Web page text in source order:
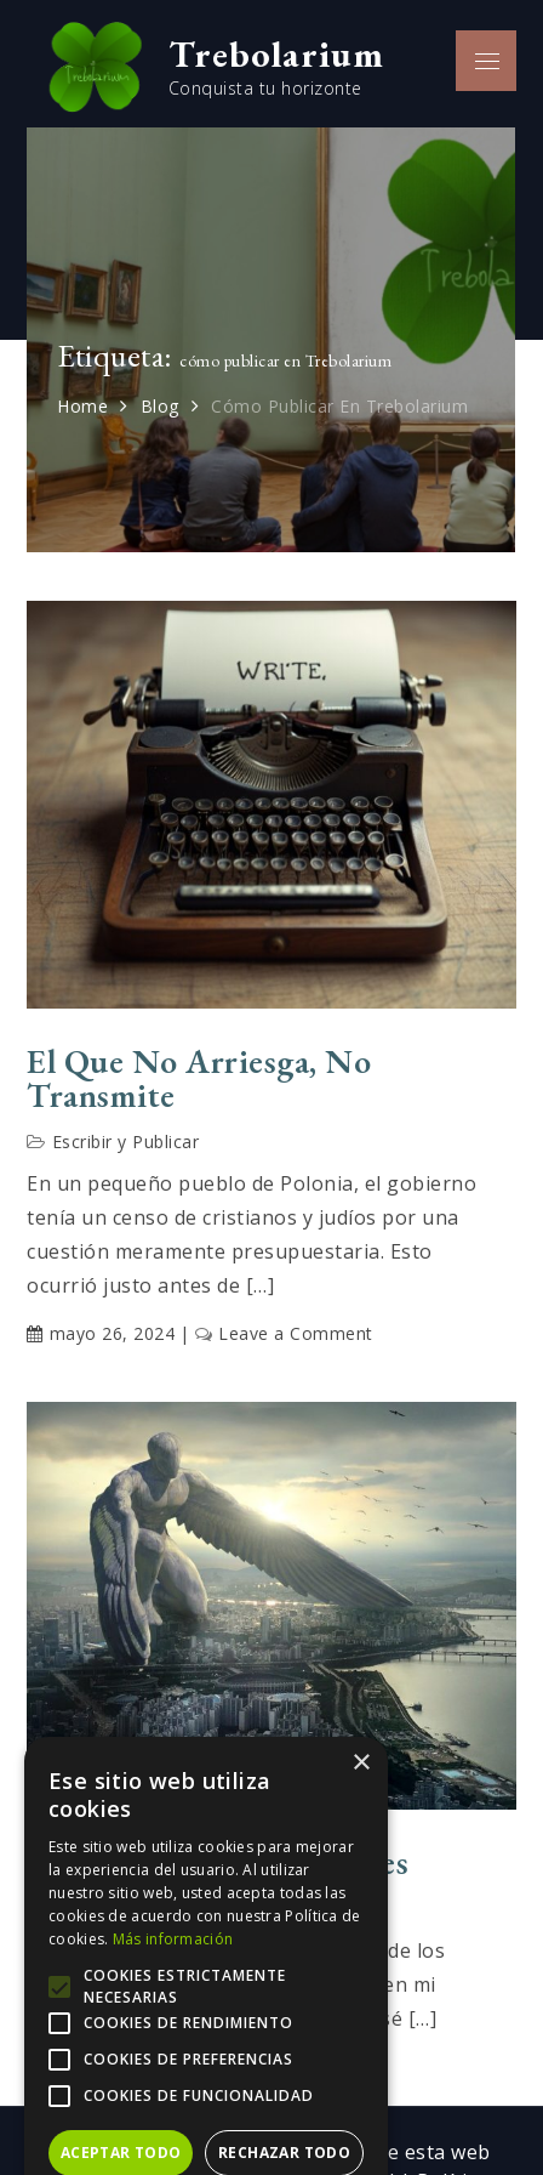
content
Trebolarium
Conquista tu horizonte
Menu
Etiqueta: cómo publicar en Trebolarium
Home Blog Cómo Publicar En Trebolarium
El Que No Arriesga, No
Transmite
Escribir y Publicar
En un pequeño pueblo de Polonia, el gobierno
tenía un censo de cristianos y judíos por una
cuestión meramente presupuestaria. Esto
ocurrió justo antes de […]
mayo 26, 2024 Leave a Commenton
no
no
transmite
El Ángel De Los Escritores
Escribir y Publicar
Un escritor me ha llamado hoy Angel de los
escritores. Esto me ha hecho pensar en mi
proyecto y en mí como escritora. No sé […]
abril 3, 2022 Leave a Comment
de
Copyright ©| Todos los contenidos de esta web
×
Ese sitio web utiliza
cookies
Este sitio web utiliza cookies para mejorar
la experiencia del usuario. Al utilizar
nuestro sitio web, usted acepta todas las
cookies de acuerdo con nuestra Política de
cookies. Más información
COOKIES ESTRICTAMENTE
NECESARIAS
COOKIES DE RENDIMIENTO
COOKIES DE PREFERENCIAS
COOKIES DE FUNCIONALIDAD
ACEPTAR TODO RECHAZAR TODO